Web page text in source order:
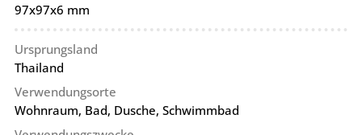
97x97x6 mm
Ursprungsland
Thailand
Verwendungsorte
Wohnraum, Bad, Dusche, Schwimmbad